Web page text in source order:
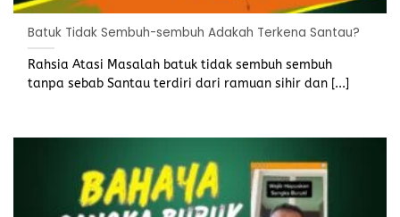
Batuk Tidak Sembuh-sembuh Adakah Terkena Santau?
Rahsia Atasi Masalah batuk tidak sembuh sembuh
tanpa sebab Santau terdiri dari ramuan sihir dan [...]